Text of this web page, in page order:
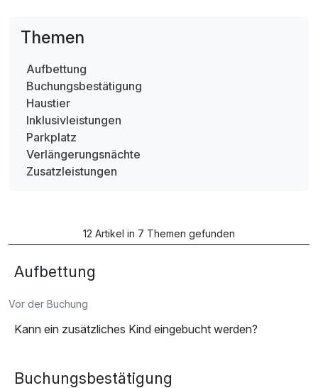
Themen
Aufbettung
Buchungsbestätigung
Haustier
Inklusivleistungen
Parkplatz
Verlängerungsnächte
Zusatzleistungen
12 Artikel in 7 Themen gefunden
Aufbettung
Vor der Buchung
Kann ein zusätzliches Kind eingebucht werden?
Buchungsbestätigung